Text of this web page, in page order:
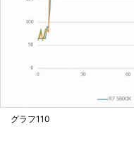
グラフ110